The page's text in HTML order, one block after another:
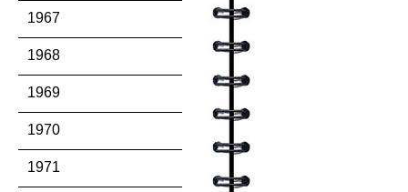
1967
1968
1969
1970
1971